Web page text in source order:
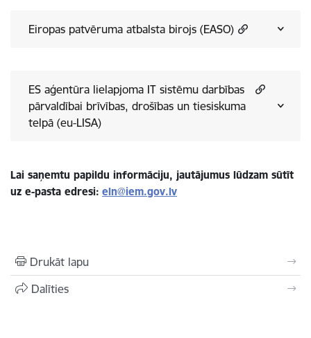
Eiropas patvēruma atbalsta birojs (EASO)
ES aģentūra lielapjoma IT sistēmu darbības
pārvaldībai brīvības, drošības un tiesiskuma
telpā (eu-LISA)
Lai saņemtu papildu informāciju, jautājumus lūdzam sūtīt
uz e-pasta edresi: eln@iem.gov.lv
Drukāt lapu
Dalīties